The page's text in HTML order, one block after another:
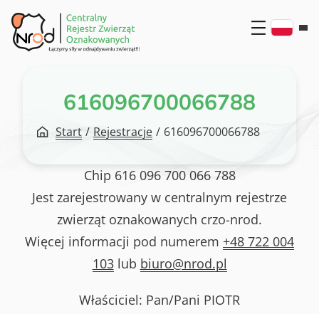
Przejdź
do
treści
616096700066788
Start / Rejestracje / 616096700066788
Chip 616 096 700 066 788
Jest zarejestrowany w centralnym rejestrze
zwierząt oznakowanych crzo-nrod.
Więcej informacji pod numerem +48 722 004
103lub biuro@nrod.pl
Właściciel: Pan/Pani PIOTR